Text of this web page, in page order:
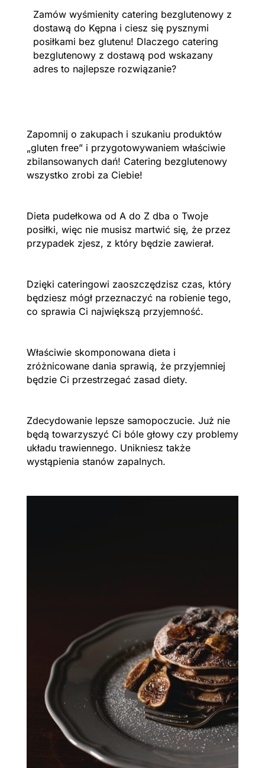
Zamów wyśmienity catering bezglutenowy z
dostawą do Kępna i ciesz się pysznymi
posiłkami bez glutenu! Dlaczego catering
bezglutenowy z dostawą pod wskazany
adres to najlepsze rozwiązanie?
Zapomnij o zakupach i szukaniu produktów
„gluten free” i przygotowywaniem właściwie
zbilansowanych dań! Catering bezglutenowy
wszystko zrobi za Ciebie!
Dieta pudełkowa od A do Z dba o Twoje
posiłki, więc nie musisz martwić się, że przez
przypadek zjesz, z który będzie zawierał.
Dzięki cateringowi zaoszczędzisz czas, który
będziesz mógł przeznaczyć na robienie tego,
co sprawia Ci największą przyjemność.
Właściwie skomponowana dieta i
zróżnicowane dania sprawią, że przyjemniej
będzie Ci przestrzegać zasad diety.
Zdecydowanie lepsze samopoczucie. Już nie
będą towarzyszyć Ci bóle głowy czy problemy
układu trawiennego. Unikniesz także
wystąpienia stanów zapalnych.